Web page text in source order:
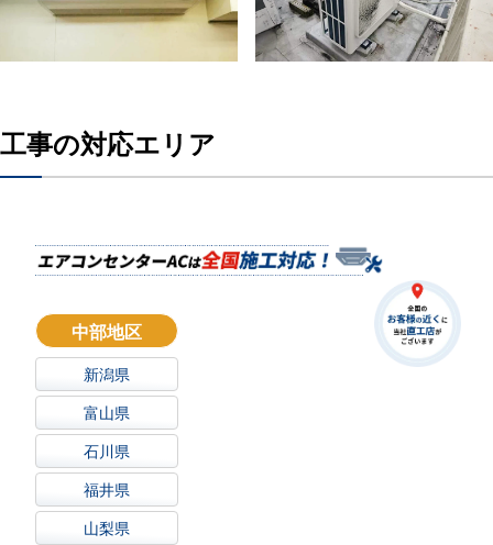
工事の対応エリア
中部地区
新潟県
富山県
石川県
福井県
山梨県